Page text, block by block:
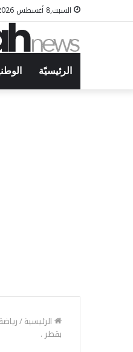
السبت,8 أغسطس 2026
الرئيسيّة
الرئيسية/رياضة
بقطر .